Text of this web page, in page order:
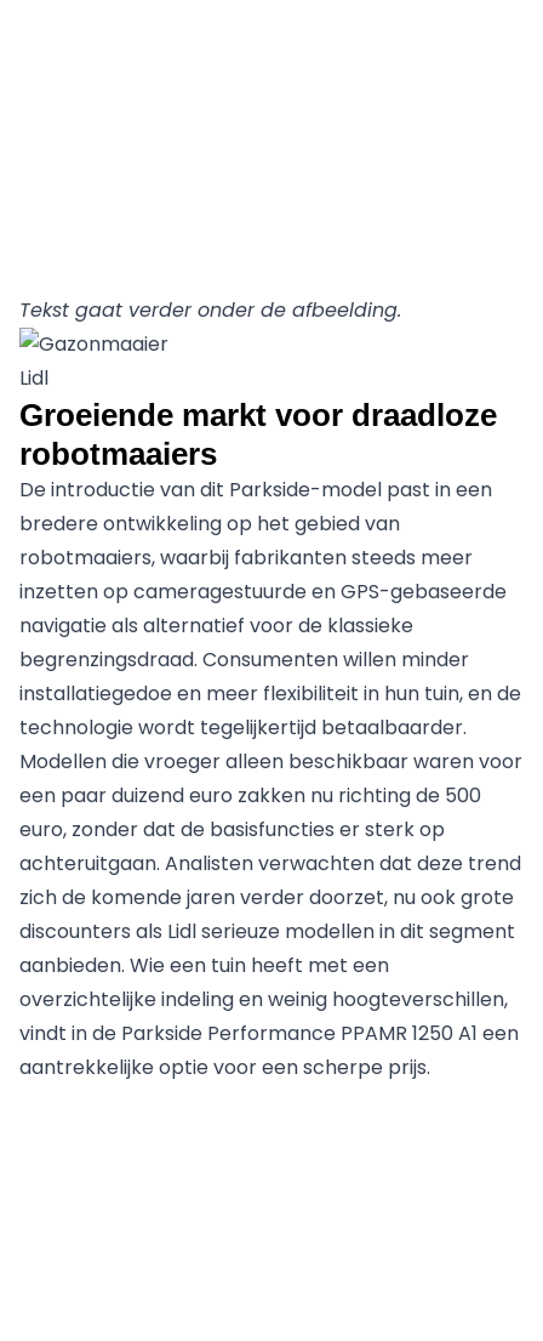
Tekst gaat verder onder de afbeelding.
Lidl
Groeiende markt voor draadloze
robotmaaiers
De introductie van dit Parkside-model past in een
bredere ontwikkeling op het gebied van
robotmaaiers, waarbij fabrikanten steeds meer
inzetten op cameragestuurde en GPS-gebaseerde
navigatie als alternatief voor de klassieke
begrenzingsdraad. Consumenten willen minder
installatiegedoe en meer flexibiliteit in hun tuin, en de
technologie wordt tegelijkertijd betaalbaarder.
Modellen die vroeger alleen beschikbaar waren voor
een paar duizend euro zakken nu richting de 500
euro, zonder dat de basisfuncties er sterk op
achteruitgaan. Analisten verwachten dat deze trend
zich de komende jaren verder doorzet, nu ook grote
discounters als Lidl serieuze modellen in dit segment
aanbieden. Wie een tuin heeft met een
overzichtelijke indeling en weinig hoogteverschillen,
vindt in de Parkside Performance PPAMR 1250 A1 een
aantrekkelijke optie voor een scherpe prijs.